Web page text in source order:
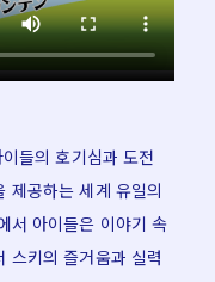
들의 호기심과 도전
제공하는 세계 유일의
서 아이들은 이야기 속
스키의 즐거움과 실력